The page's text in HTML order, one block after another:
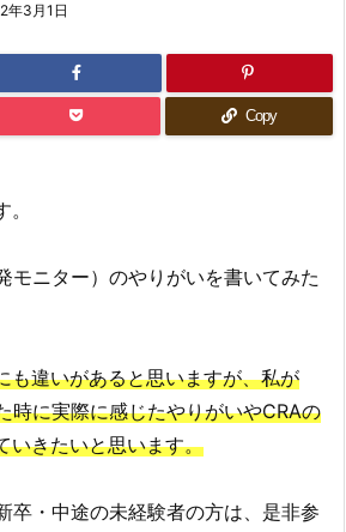
年3月1日
Copy
モニター）のやりがいを書いてみた
も違いがあると思いますが、私が
時に実際に感じたやりがいやCRAの
いきたいと思います。
卒・中途の未経験者の方は、是非参